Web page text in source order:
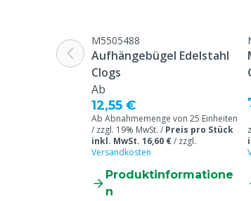
Schuhgröße
M5505488
Aufhängebügel Edelstahl
Clogs
Ab
12,55 €
Ab Abnahmemenge von 25 Einheiten
/ zzgl. 19% MwSt. / Preis pro Stück
inkl. MwSt. 16,60 €/ zzgl.
Versandkosten
Produktinformatione
n